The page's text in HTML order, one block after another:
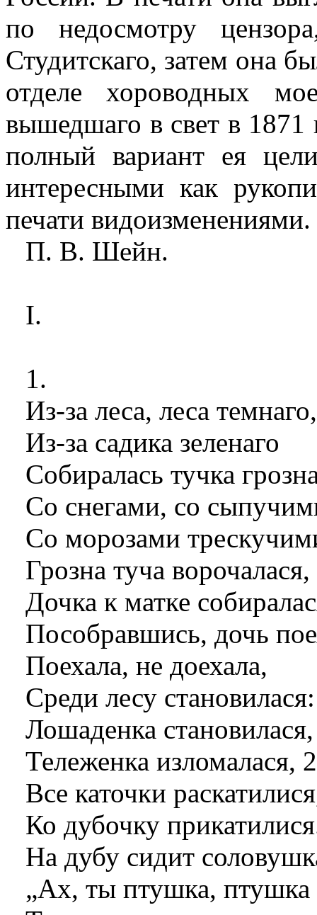
по недосмотру
Студитскаго, затем она
отделе хороводных
вышедшаго в свет в
полный вариант ея
интересными как
печати видоизменениями.
П. В. Шейн.
I.
1.
Из-за леса,леса темнаго,
Из-за садика зеленаго
Собиралась тучка
Со снегами, со
Со морозами
Грозна туча ворочалася,
Дочка к матке
Пособравшись, дочь
Поехала, не доехала,
Среди лесу становилася:
Лошаденка
Тележенка изломалася,
Все каточки
Ко дубочку
На дубу сидит
„Ах, ты птушка, птушка